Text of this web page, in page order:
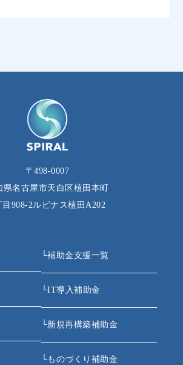
〒498-0007
県名古屋市天白区植田本町
目908‐2ルピナス植田A202
└補助金支援一覧
└IT導入補助金
└新規再構築補助金
└ものづくり補助金